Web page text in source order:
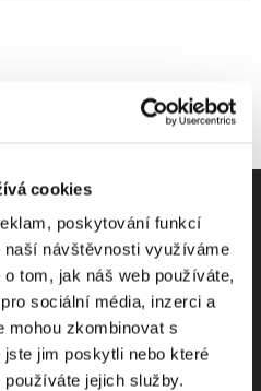
cookies
poskytování funkcí
návštěvnosti využíváme
tom, jak náš web používáte,
sociální média, inzerci a
mohou zkombinovat s
jim poskytli nebo které
jejich služby.
online